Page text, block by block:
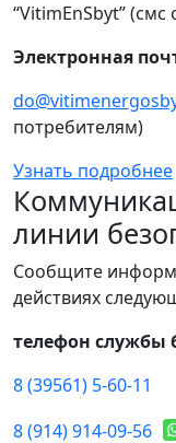
“VitimEnSbyt”
Электронная
потребителям)
Узнать подробнее
линии
Сообщите
действиях
телефон службы
8 (39561) 5-60-11
8 (914) 914-09-56